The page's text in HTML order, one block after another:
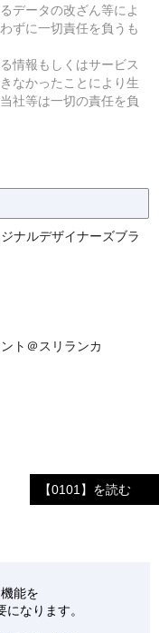
データの改ざん等によ
ずに一切責任を負うも
情報もしくはサービス
なかったことにより生
社等は一切の責任を負
ナルデザイナーズブラ
ト＠スリランカ
社
ハウス）
【0101】を読む
能を
になります。